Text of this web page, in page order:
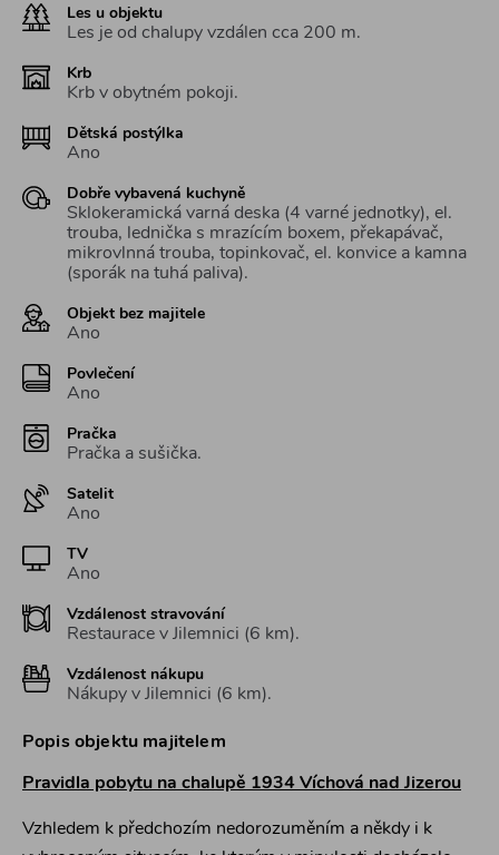
Les u objektu
Les je od chalupy vzdálen cca 200 m.
Krb
Krb v obytném pokoji.
Dětská postýlka
Ano
Dobře vybavená kuchyně
Sklokeramická varná deska (4 varné jednotky), el.
trouba, lednička s mrazícím boxem, překapávač,
mikrovlnná trouba, topinkovač, el. konvice a kamna
(sporák na tuhá paliva).
Objekt bez majitele
Ano
Povlečení
Ano
Pračka
Pračka a sušička.
Satelit
Ano
TV
Ano
Vzdálenost stravování
Restaurace v Jilemnici (6 km).
Vzdálenost nákupu
Nákupy v Jilemnici (6 km).
Popis objektu majitelem
Pravidla pobytu na chalupě 1934 Víchová nad Jizerou
Vzhledem k předchozím nedorozuměním a někdy i k